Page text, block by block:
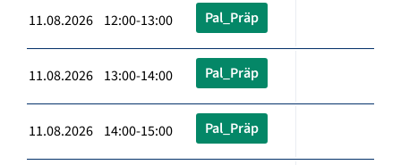
11.08.2026 12:00-13:00 Pal_Präp
11.08.2026 13:00-14:00 Pal_Präp
11.08.2026 14:00-15:00 Pal_Präp